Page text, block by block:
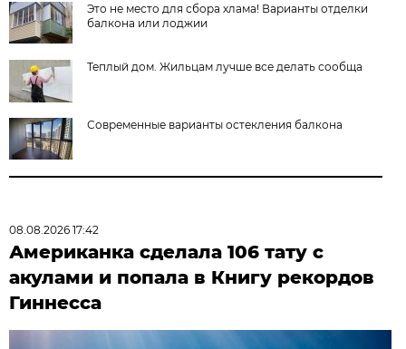
Это не место для сбора хлама! Варианты отделки
балкона или лоджии
Теплый дом. Жильцам лучше все делать сообща
Современные варианты остекления балкона
08.08.2026 17:42
Американка сделала 106 тату с
акулами и попала в Книгу рекордов
Гиннесса